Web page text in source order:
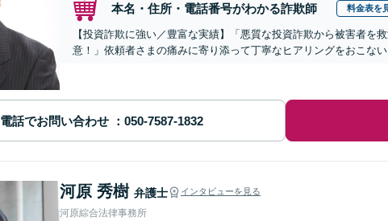
本名・住所・電話番号がわかる詐欺師 料金表を
【投資詐欺に強い／豊富な実績】「悪質な投資詐欺から被害者を
意！」依頼者さまの痛みに寄り添って丁寧なヒアリングをおこな
電話でお問い合わせ
河原 秀樹 弁護士 インタビューを見る
河原綜合法律事務所